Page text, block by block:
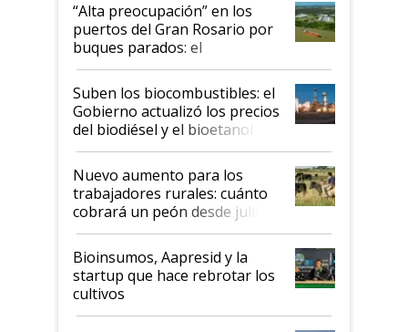
“Alta preocupación” en los
puertos del Gran Rosario por
buques parados: el
funcionamiento de las
exportadoras en tensión tras
la medida de fuerza de los
prácticos
Suben los biocombustibles: el
Gobierno actualizó los precios
del biodiésel y el bioetanol
Nuevo aumento para los
trabajadores rurales: cuánto
cobrará un peón desde julio
Bioinsumos, Aapresid y la
startup que hace rebrotar los
cultivos